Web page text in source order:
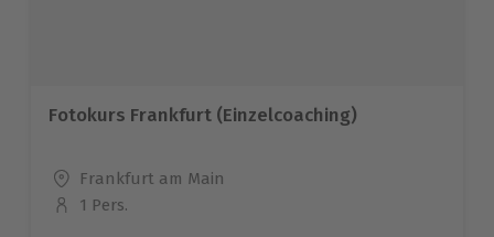
Fotokurs Frankfurt (Einzelcoaching)
Standort
Frankfurt am Main
Anzahl der Teilnehmer
1 Pers.